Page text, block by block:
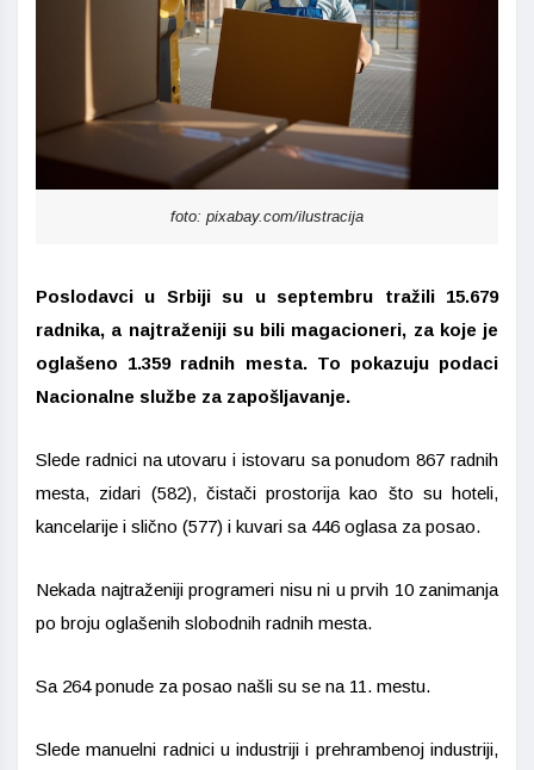
foto: pixabay.com/ilustracija
Poslodavci u Srbiji su u septembru tražili 15.679
radnika, a najtraženiji su bili magacioneri, za koje je
oglašeno 1.359 radnih mesta. To pokazuju podaci
Nacionalne službe za zapošljavanje.
Slede radnici na utovaru i istovaru sa ponudom 867 radnih
mesta, zidari (582), čistači prostorija kao što su hoteli,
kancelarije i slično (577) i kuvari sa 446 oglasa za posao.
Nekada najtraženiji programeri nisu ni u prvih 10 zanimanja
po broju oglašenih slobodnih radnih mesta.
Sa 264 ponude za posao našli su se na 11. mestu.
Slede manuelni radnici u industriji i prehrambenoj industriji,